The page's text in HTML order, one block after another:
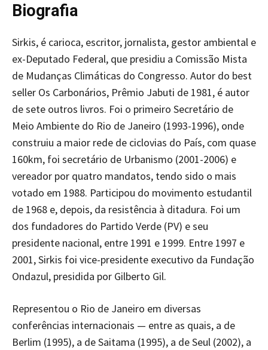
Biografia
Sirkis, é carioca, escritor, jornalista, gestor ambiental e
ex-Deputado Federal, que presidiu a Comissão Mista
de Mudanças Climáticas do Congresso. Autor do best
seller Os Carbonários, Prêmio Jabuti de 1981, é autor
de sete outros livros. Foi o primeiro Secretário de
Meio Ambiente do Rio de Janeiro (1993-1996), onde
construiu a maior rede de ciclovias do País, com quase
160km, foi secretário de Urbanismo (2001-2006) e
vereador por quatro mandatos, tendo sido o mais
votado em 1988. Participou do movimento estudantil
de 1968 e, depois, da resistência à ditadura. Foi um
dos fundadores do Partido Verde (PV) e seu
presidente nacional, entre 1991 e 1999. Entre 1997 e
2001, Sirkis foi vice-presidente executivo da Fundação
Ondazul, presidida por Gilberto Gil.
Representou o Rio de Janeiro em diversas
conferências internacionais — entre as quais, a de
Berlim (1995), a de Saitama (1995), a de Seul (2002), a